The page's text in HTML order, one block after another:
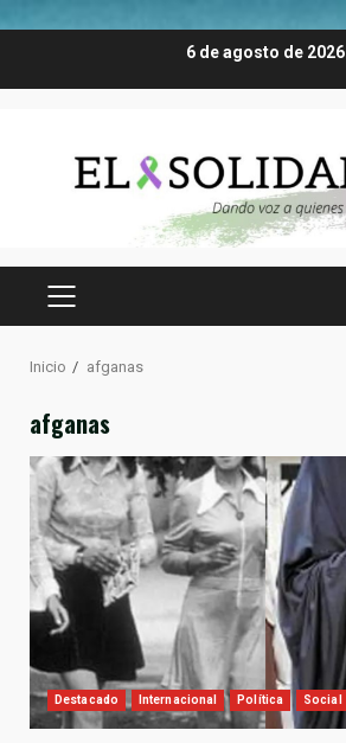
6 de agosto de 2026
MENÚ
Inicio afganas
afganas
Destacado Internacional Política Social